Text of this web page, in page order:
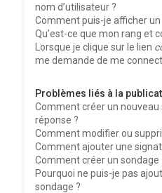
nom d’utilisateur ?
Comment puis-je afficher un
Qu’est-ce que mon rang et
Lorsque je clique sur le lien
me demande de me
Problèmes liés à la
Comment créer un nouveau
réponse ?
Comment modifier ou
Comment ajouter une
Comment créer un sondage
Pourquoi ne puis-je pas
sondage ?